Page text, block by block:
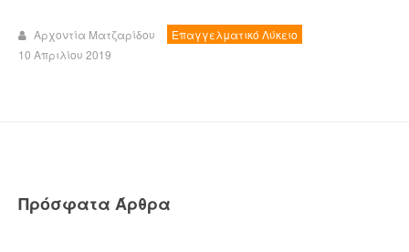
Αρχοντία Ματζαρίδου
Επαγγελματικό Λύκειο
10 Απριλίου 2019
Πρόσφατα Άρθρα